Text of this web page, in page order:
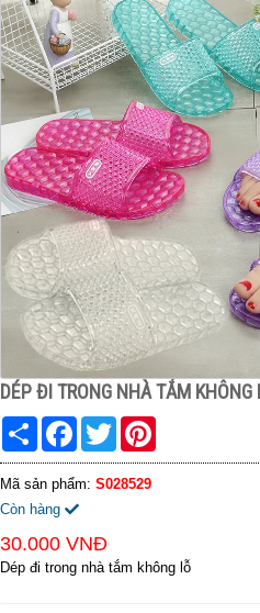
DÉP ĐI TRONG NHÀ TẮM KHÔNG
Share FacebookTwitter
Mã sản phẩm: S028529
Còn hàng
30.000 VNĐ
Dép đi trong nhà tắm không lỗ